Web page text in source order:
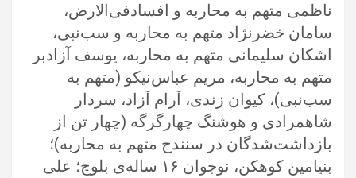
ناظمی متهم به محاربه و افساد‌فی‌الارض،
سامان ‏خضرنژاد متهم به محاربه و سب‌نبی،
اشکان سلیمانی متهم به محاربه، یوسف آزادبر
متهم به محاربه، مریم عباس‌نیکو (متهم به
سب‌نبی)، کیوان ‏زندی، آرام آزاد، سردار
شاهمرادی و هوشنگ چهارگرگه (چهار تن از
بازداشت‌شدگان در سنندج متهم به محاربه)؛
بنیامین کوهکن، نوجوان ۱۶ ‏ساله‌ی بلوچ؛ علی